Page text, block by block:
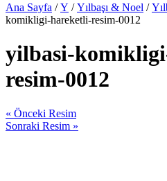
Ana Sayfa /Y /Yılbaşı & Noel /
komikligi-hareketli-resim-0012
yilbasi-
resim-0012
« Önceki Resim
Sonraki Resim »